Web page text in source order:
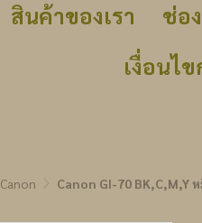
สินค้าของเรา ช่อ
เงื่อนไ
Canon Canon GI-70 BK,C,M,Y